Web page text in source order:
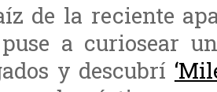
de la reciente
a curiosear
y descubrí